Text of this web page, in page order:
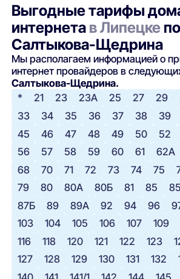
Выгодные тарифы
интернета в Липецке
Салтыкова-Щедрина
Мы располагаем информацией о
интернет провайдеров в
Салтыкова-Щедрина.
*
21 23 23А 25 27 29
33
34 35 36 37 38 39
45
46 47 48 49 50 52
56
57 58 59 60 61 62А
68
70 71 72 73 74 75
79
80 80А 80Б 81 85
87Б
89 89А 92 94 96
103
104 105 106 107 109
116
118 120 121 122 123
127
128 129 130 131 132